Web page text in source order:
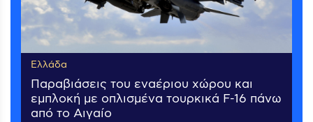
Ελλάδα
Παραβιάσεις του εναέριου χώρου και
εμπλοκή με οπλισμένα τουρκικά F-16 πάνω
από το Αιγαίο